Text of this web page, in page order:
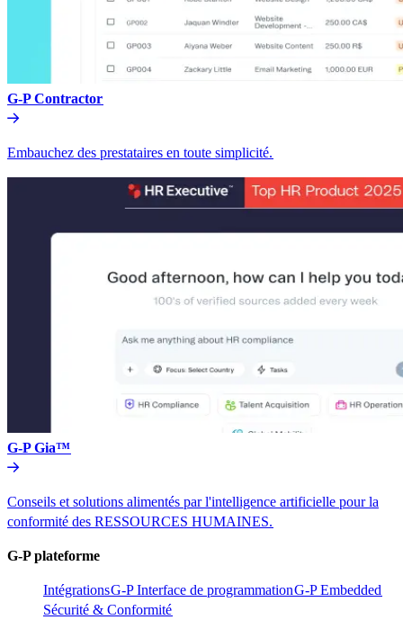
G-P Contractor​​
Embauchez des prestataires en toute simplicité.​​
G-P Gia™​​
Conseils et solutions alimentés par l'intelligence artificielle pour la
conformité des RESSOURCES HUMAINES.​​
G-P plateforme​​
Intégrations​​G-P Interface de programmation​​G-P Embedded​​
Sécurité & Conformité​​